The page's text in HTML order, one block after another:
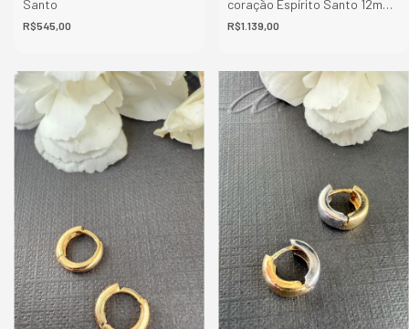
Santo
R$545,00
coração Espírito Santo 12mm
de altura
R$1.139,00